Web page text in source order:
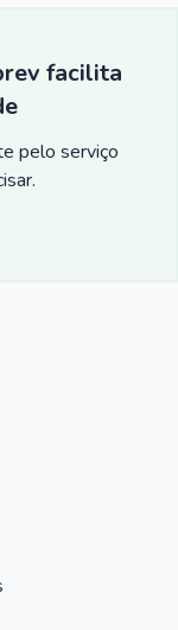
facilita
pelo serviço